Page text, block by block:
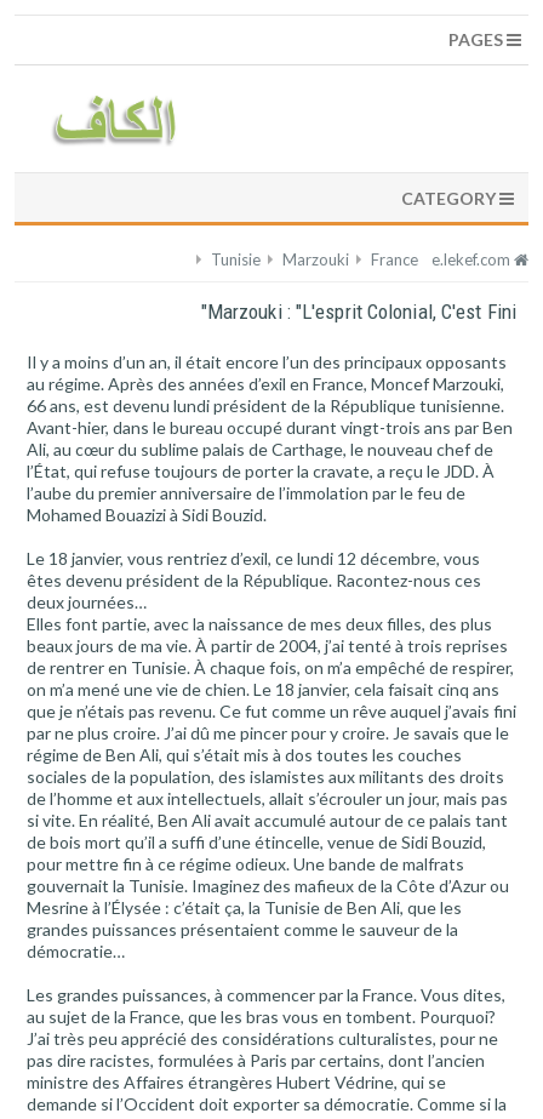
CATEGORY
France
Marzouki
Tunisie
Marzouki : "L'esprit Colonial, C'est Fini"
Il y a moins d’un an, il était encore l’un des principaux opposants
au régime. Après des années d’exil en France, Moncef Marzouki,
66 ans, est devenu lundi président de la République tunisienne.
Avant-hier, dans le bureau occupé durant vingt-trois ans par Ben
Ali, au cœur du sublime palais de Carthage, le nouveau chef de
l’État, qui refuse toujours de porter la cravate, a reçu le JDD. À
l’aube du premier anniversaire de l’immolation par le feu de
Mohamed Bouazizi à Sidi Bouzid.
Le 18 janvier, vous rentriez d’exil, ce lundi 12 décembre, vous
êtes devenu président de la République. Racontez-nous ces
deux journées…
Elles font partie, avec la naissance de mes deux filles, des plus
beaux jours de ma vie. À partir de 2004, j’ai tenté à trois reprises
de rentrer en Tunisie. À chaque fois, on m’a empêché de respirer,
on m’a mené une vie de chien. Le 18 janvier, cela faisait cinq ans
que je n’étais pas revenu. Ce fut comme un rêve auquel j’avais fini
par ne plus croire. J’ai dû me pincer pour y croire. Je savais que le
régime de Ben Ali, qui s’était mis à dos toutes les couches
sociales de la population, des islamistes aux militants des droits
de l’homme et aux intellectuels, allait s’écrouler un jour, mais pas
si vite. En réalité, Ben Ali avait accumulé autour de ce palais tant
de bois mort qu’il a suffi d’une étincelle, venue de Sidi Bouzid,
pour mettre fin à ce régime odieux. Une bande de malfrats
gouvernait la Tunisie. Imaginez des mafieux de la Côte d’Azur ou
Mesrine à l’Élysée : c’était ça, la Tunisie de Ben Ali, que les
grandes puissances présentaient comme le sauveur de la
démocratie…
Les grandes puissances, à commencer par la France. Vous dites,
au sujet de la France, que les bras vous en tombent. Pourquoi?
J’ai très peu apprécié des considérations culturalistes, pour ne
pas dire racistes, formulées à Paris par certains, dont l’ancien
ministre des Affaires étrangères Hubert Védrine, qui se
demande si l’Occident doit exporter sa démocratie. Comme si la